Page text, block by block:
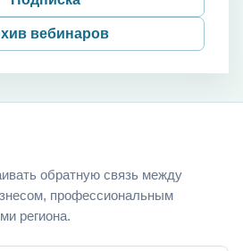
вебинаров
обратную связь между
профессиональным
региона.